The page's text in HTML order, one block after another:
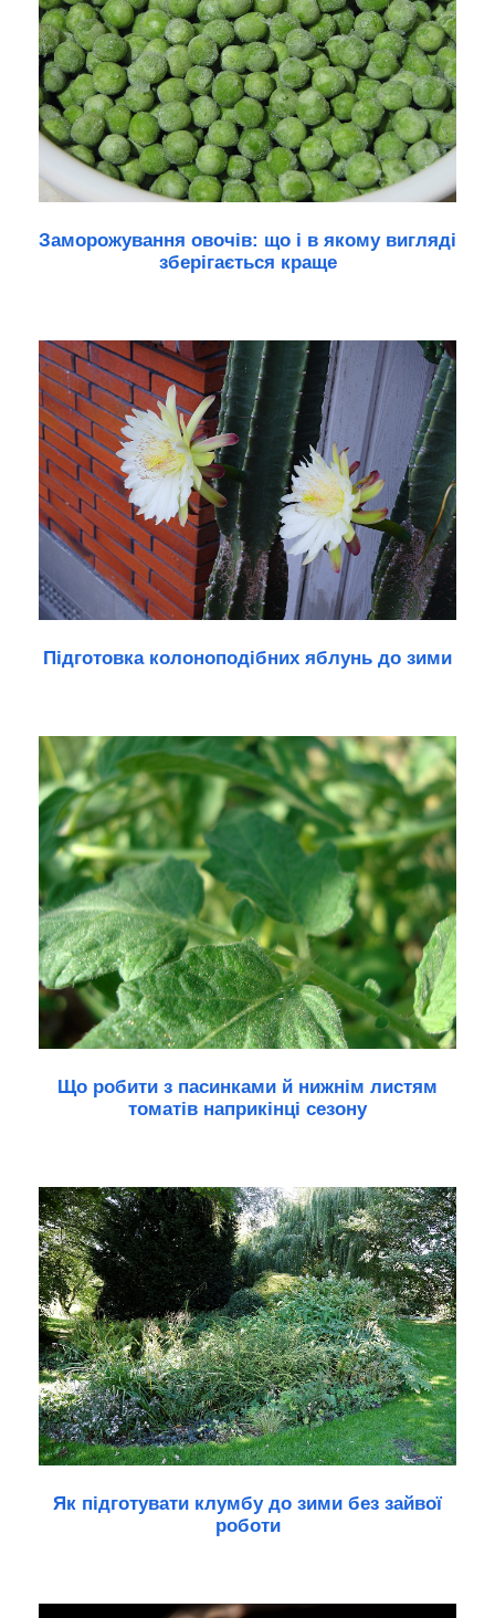
Заморожування овочів: що і в якому вигляді
зберігається краще
Підготовка колоноподібних яблунь до зими
Що робити з пасинками й нижнім листям
томатів наприкінці сезону
Як підготувати клумбу до зими без зайвої
роботи